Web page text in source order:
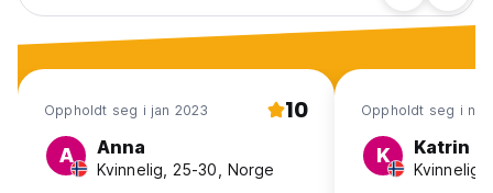
Oppholdt seg i jan 2023 10
A Anna
Kvinnelig, 25-30, Norge
Oppholdt seg i
K Katrin
Kvinnelig,